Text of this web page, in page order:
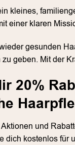
kleines,
einer klaren
gesunden
geben. Mit der
20%
und
dich kostenlos für